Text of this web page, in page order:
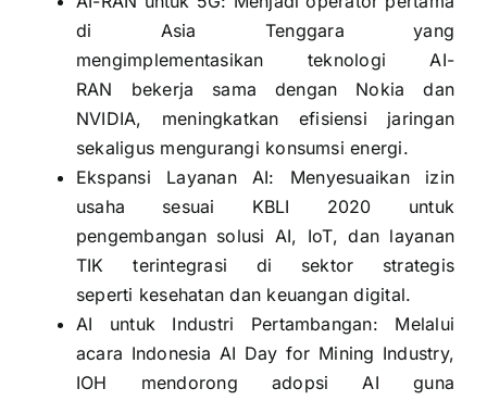
di Asia Tenggara yang
mengimplementasikan teknologi AI-
RAN bekerja sama dengan Nokia dan
NVIDIA, meningkatkan efisiensi jaringan
sekaligus mengurangi konsumsi energi.
Ekspansi Layanan AI: Menyesuaikan izin
usaha sesuai KBLI 2020 untuk
pengembangan solusi AI, IoT, dan layanan
TIK terintegrasi di sektor strategis
seperti kesehatan dan keuangan digital.
AI untuk Industri Pertambangan: Melalui
acara Indonesia AI Day for Mining Industry,
IOH mendorong adopsi AI guna